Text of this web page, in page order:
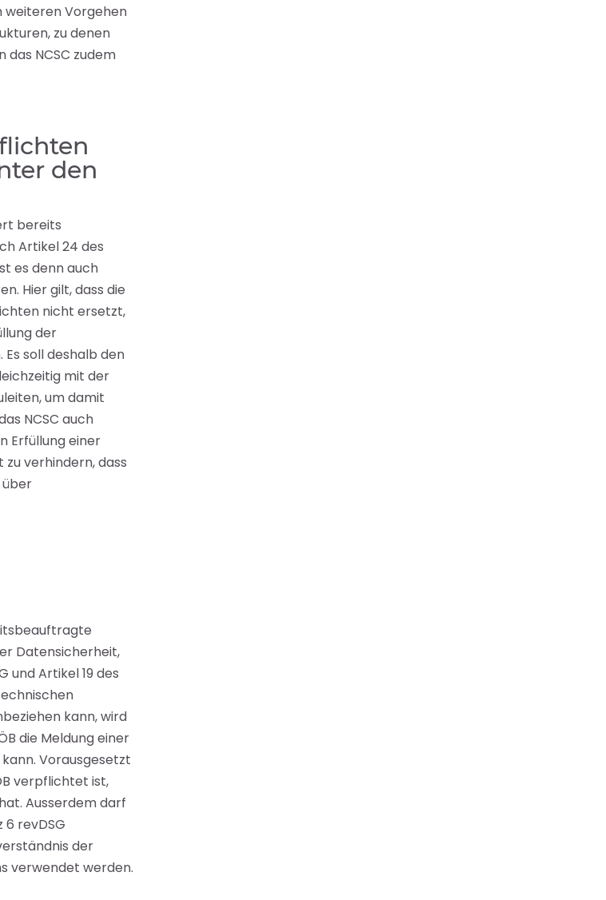
weiteren Vorgehen
zu denen
NCSC zudem
den
bereits
Artikel 24 des
es denn auch
Hier gilt, dass die
nicht ersetzt,
der
soll deshalb den
mit der
um damit
NCSC auch
Erfüllung einer
verhindern, dass
Datensicherheit,
und Artikel 19 des
kann, wird
die Meldung einer
Vorausgesetzt
verpflichtet ist,
Ausserdem darf
revDSG
der
verwendet werden.